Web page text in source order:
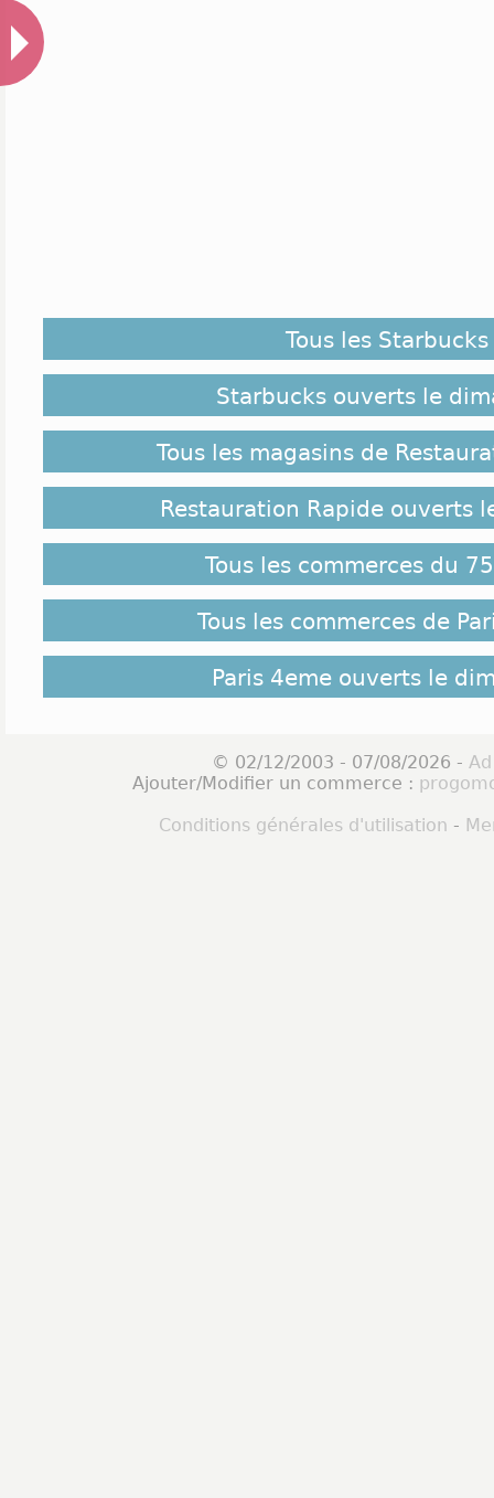
Tous les Starbucks
Starbucks ouverts le
Tous les magasins de
Restauration Rapide ouverts
Tous les commerces du
Tous les commerces de
Paris 4eme ouverts le
© 02/12/2003 - 07/08/2026 -
Ajouter/Modifier un commerce :
Conditions générales d'utilisation -